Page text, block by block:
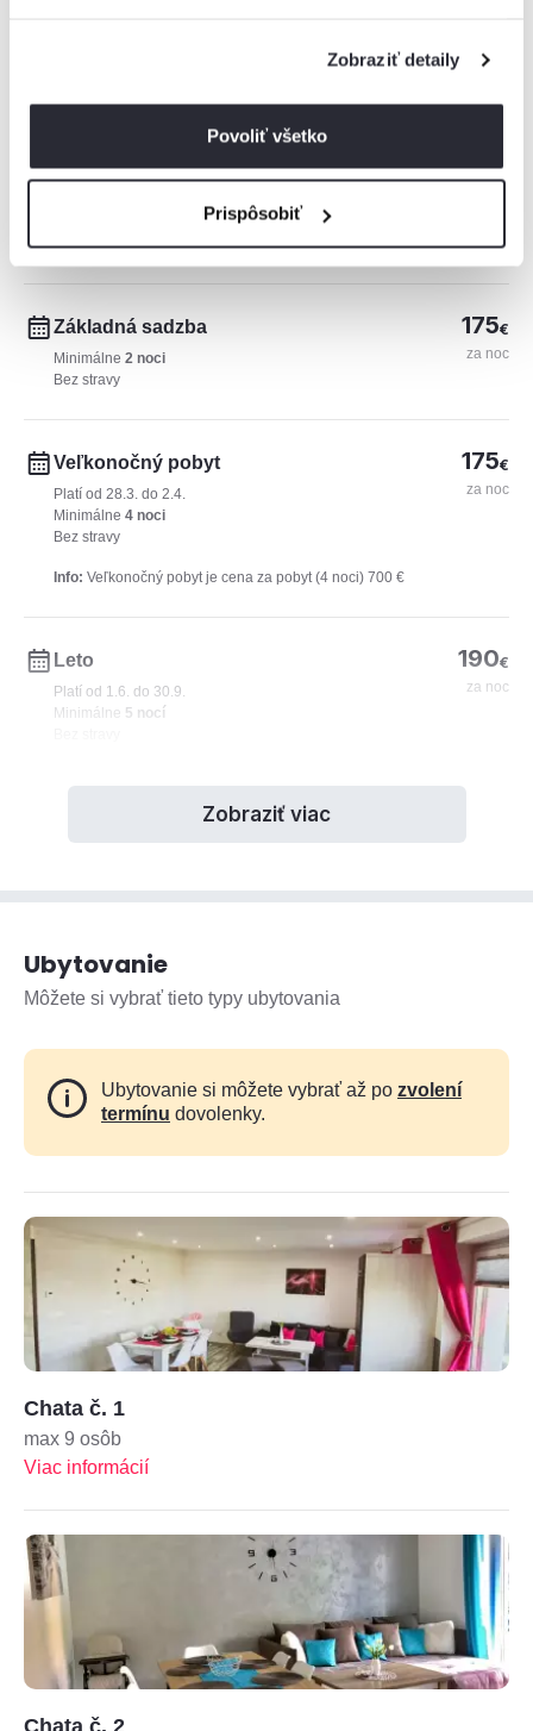
Zobraziť detaily
Povoliť všetko
Prispôsobiť
75€
150€
7 8 9 10 11 12 13
Základná sadzba
Minimálne 2 noci
Bez stravy
175€
za noc
Veľkonočný pobyt
Platí od 28.3. do 2.4.
Minimálne 4 noci
Bez stravy
Info: Veľkonočný pobyt je cena za pobyt (4 noci) 700 €
175€
za noc
Leto
Platí od 1.6. do 30.9.
Minimálne 5 nocí
190€
za noc
Zobraziť viac
Ubytovanie
Môžete si vybrať tieto typy ubytovania
Ubytovanie si môžete vybrať až po zvolení
termínu dovolenky.
Chata č. 1
max 9 osôb
Viac informácií
Chata č. 2